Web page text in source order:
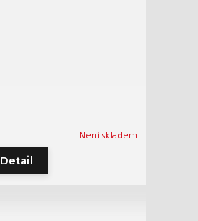
Není skladem
Detail